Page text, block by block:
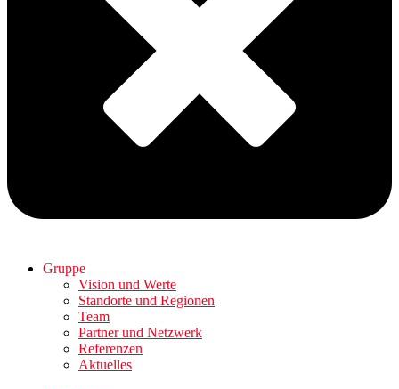
Gruppe
Vision und Werte
Standorte und Regionen
Team
Partner und Netzwerk
Referenzen
Aktuelles